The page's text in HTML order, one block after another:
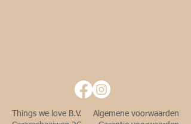
Things we love B.V.
Algemene voorwaarden